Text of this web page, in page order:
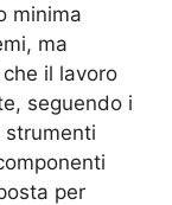
minima
ma
il lavoro
seguendo i
strumenti
per